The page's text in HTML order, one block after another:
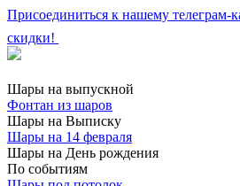
Присоединиться к нашему телеграм-
скидки!
Шары на выпускной
Фонтан из шаров
Шары на Выписку
Шары на 14 февраля
Шары на День рождения
По событиям